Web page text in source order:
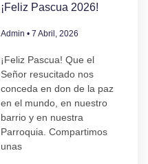
¡Feliz Pascua 2026!
Admin 7 Abril, 2026
¡Feliz Pascua! Que el
Señor resucitado nos
conceda en don de la paz
en el mundo, en nuestro
barrio y en nuestra
Parroquia. Compartimos
unas